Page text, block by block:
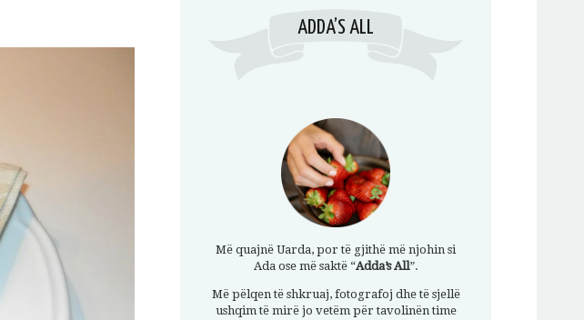
ADDA’S ALL
Më quajnë Uarda, por të gjithë më njohin si
Ada ose më saktë “Adda’s All”.
Më pëlqen të shkruaj, fotografoj dhe të sjellë
ushqim të mirë jo vetëm për tavolinën time